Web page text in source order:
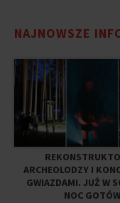
NAJNOWSZE
ARCHEOLODZY I
GWIAZDAMI. JUŻ W
NOC GOTÓW